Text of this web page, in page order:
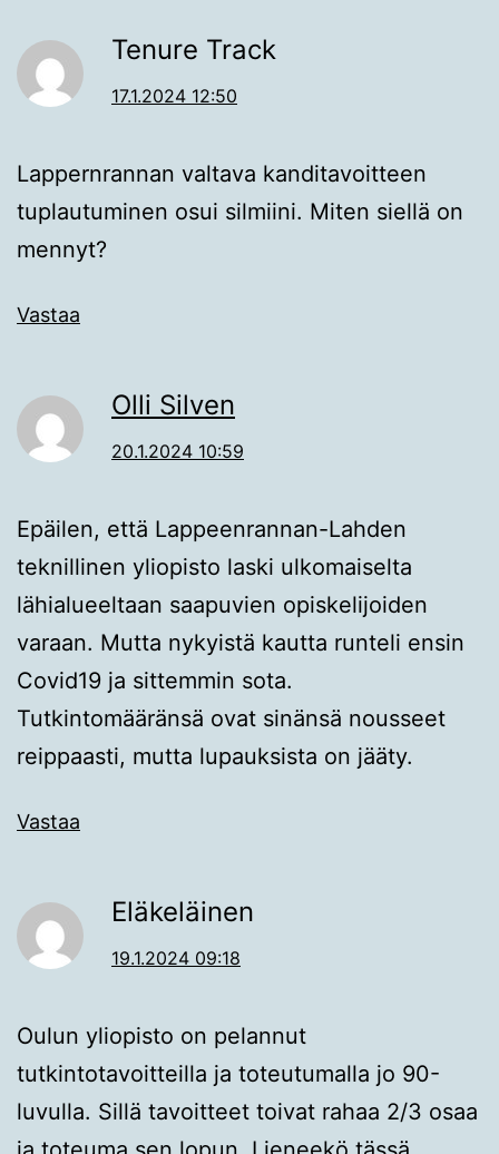
Tenure Track
17.1.2024 12:50
Lappernrannan valtava kanditavoitteen
tuplautuminen osui silmiini. Miten siellä on
mennyt?
Vastaa
Olli Silven
20.1.2024 10:59
Epäilen, että Lappeenrannan-Lahden
teknillinen yliopisto laski ulkomaiselta
lähialueeltaan saapuvien opiskelijoiden
varaan. Mutta nykyistä kautta runteli ensin
Covid19 ja sittemmin sota.
Tutkintomääränsä ovat sinänsä nousseet
reippaasti, mutta lupauksista on jääty.
Vastaa
Eläkeläinen
19.1.2024 09:18
Oulun yliopisto on pelannut
tutkintotavoitteilla ja toteutumalla jo 90-
luvulla. Sillä tavoitteet toivat rahaa 2/3 osaa